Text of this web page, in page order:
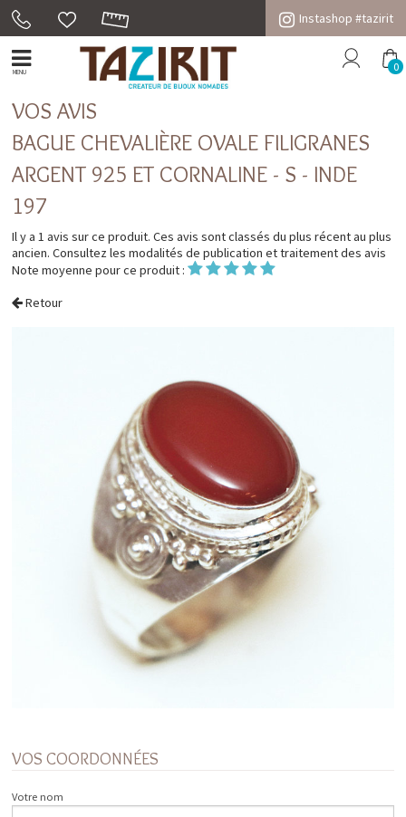
Instashop #tazirit
MENU 0
VOS AVIS
BAGUE CHEVALIÈRE OVALE FILIGRANES
ARGENT 925 ET CORNALINE - S - INDE
197
Il y a 1 avis sur ce produit. Ces avis sont classés du plus récent au plus
ancien. Consultez lesmodalités de publication et traitement des avis
Note moyenne pour ce produit :
Retour
VOS COORDONNÉES
Votre nom